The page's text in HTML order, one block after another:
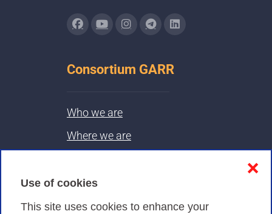
Use of cookies
This site uses cookies to enhance your
❌
Consortium GARR
Who we are
Where we are
Privacy